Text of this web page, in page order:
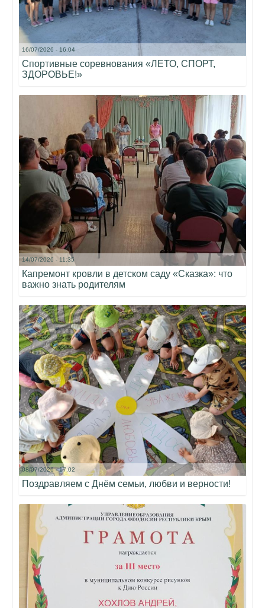
16/07/2026 - 16:04
Спортивные соревнования «ЛЕТО, СПОРТ,
ЗДОРОВЬЕ!»
14/07/2026 - 11:35
Капремонт кровли в детском саду «Сказка»: что
важно знать родителям
08/07/2026 - 17:02
Поздравляем с Днём семьи, любви и верности!